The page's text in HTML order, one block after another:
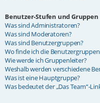
Benutzer-Stufen und Gruppen
Was sind Administratoren?
Was sind Moderatoren?
Was sind Benutzergruppen?
Wo finde ich die
Wie werde ich Gruppenleiter?
Weshalb werden verschiedene
Was ist eine Hauptgruppe?
Was bedeutet der „Das Team“-